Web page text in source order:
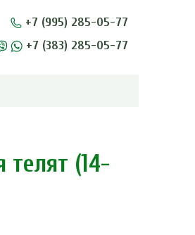
+7 (995) 285-05-77
+7 (383) 285-05-77
(14-